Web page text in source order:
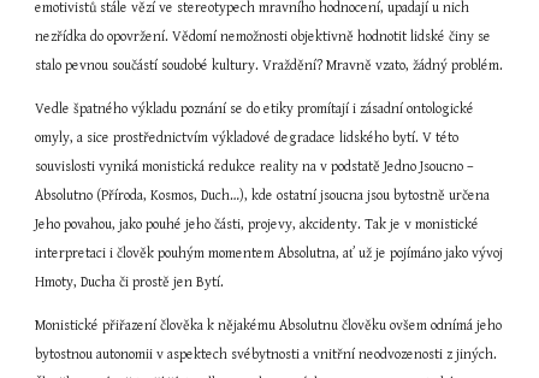
emotivistů stále vězí ve stereotypech mravního hodnocení, upadají u nich
nezřídka do opovržení. Vědomí nemožnosti objektivně hodnotit lidské činy se
stalo pevnou součástí soudobé kultury. Vraždění? Mravně vzato, žádný problém.
Vedle špatného výkladu poznání se do etiky promítají i zásadní ontologické
omyly, a sice prostřednictvím výkladové degradace lidského bytí. V této
souvislosti vyniká monistická redukce reality na v podstatě Jedno Jsoucno –
Absolutno (Příroda, Kosmos, Duch…), kde ostatní jsoucna jsou bytostně určena
Jeho povahou, jako pouhé jeho části, projevy, akcidenty. Tak je v monistické
interpretaci i člověk pouhým momentem Absolutna, ať už je pojímáno jako vývoj
Hmoty, Ducha či prostě jen Bytí.
Monistické přiřazení člověka k nějakému Absolutnu člověku ovšem odnímá jeho
bytostnou autonomii v aspektech svébytnosti a vnitřní neodvozenosti z jiných.